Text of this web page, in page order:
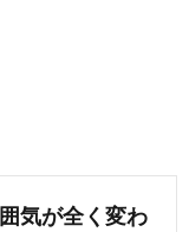
気が全く変わ